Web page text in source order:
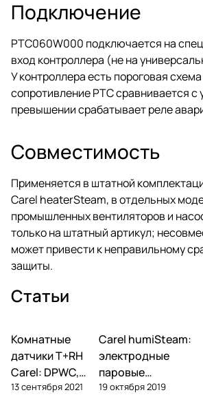
Подключение
PTC060W000 подключается на
вход контроллера (не на
У контроллера есть пороговая
сопротивление PTC сравнивается с
превышении срабатывает реле
Совместимость
Применяется в штатной
Carel heaterSteam, в отдельных
промышленных вентиляторов и
только на штатный артикул;
может привести к неправильному
защиты.
Статьи
Автоматика и
контроллеры
Комнатные
датчики T+RH
Carel: DPWC,
DPDC, ASWC —
13 сентября 2021
Увлажнение
Carel humiSteam:
электродные
паровые
увлажнители —
19 октября 2019